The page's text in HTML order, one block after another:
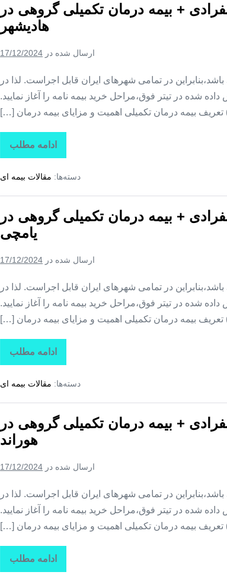
+
بیمه
درمان
تکمیلی
در
+ بیمه درمان تکمیلی گروهی در
هادیشهر
ارسال شده در 17/12/2024
باشد،بنابراین در تمامی شهرهای ایران قابل اجراست. لذا در
شده در تیتر فوق،مراحل خرید بیمه نامه را آغاز نمایید.
بیمه درمان تکمیلی اهمیت و مزایای بیمه درمان […]
ادامه مطلب
تاراز
بیمه
بیمه
درمان
+
بیمه
درمان
تکمیلی
در
دسته‌ها: مقالات بیمه ای
+ بیمه درمان تکمیلی گروهی در
یامچی
ارسال شده در 17/12/2024
باشد،بنابراین در تمامی شهرهای ایران قابل اجراست. لذا در
شده در تیتر فوق،مراحل خرید بیمه نامه را آغاز نمایید.
بیمه درمان تکمیلی اهمیت و مزایای بیمه درمان […]
ادامه مطلب
تاراز
بیمه
بیمه
درمان
+
بیمه
درمان
تکمیلی
در
دسته‌ها: مقالات بیمه ای
+ بیمه درمان تکمیلی گروهی در
هوراند
ارسال شده در 17/12/2024
باشد،بنابراین در تمامی شهرهای ایران قابل اجراست. لذا در
شده در تیتر فوق،مراحل خرید بیمه نامه را آغاز نمایید.
بیمه درمان تکمیلی اهمیت و مزایای بیمه درمان […]
ادامه مطلب
تاراز
بیمه